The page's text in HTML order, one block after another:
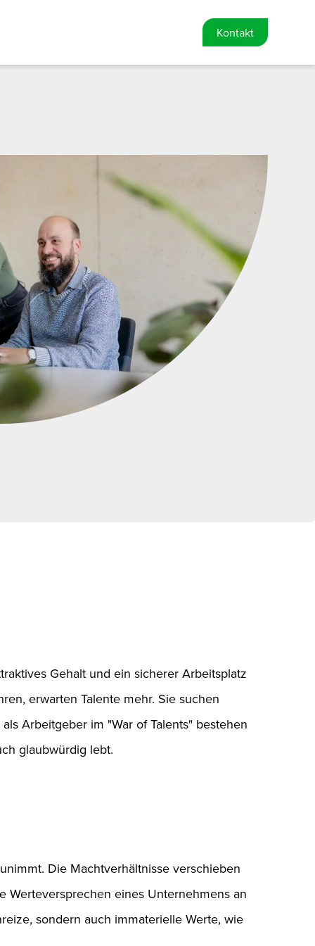
Kontakt
Gehalt und ein sicherer Arbeitsplatz
erwarten Talente mehr. Sie suchen
Arbeitgeber im "War of Talents" bestehen
glaubwürdig lebt.
Die Machtverhältnisse verschieben
Werteversprechen eines Unternehmens an
sondern auch immaterielle Werte, wie